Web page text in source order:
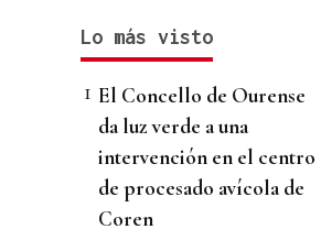
Lo más visto
El Concello de Ourense
da luz verde a una
intervención en el centro
de procesado avícola de
Coren